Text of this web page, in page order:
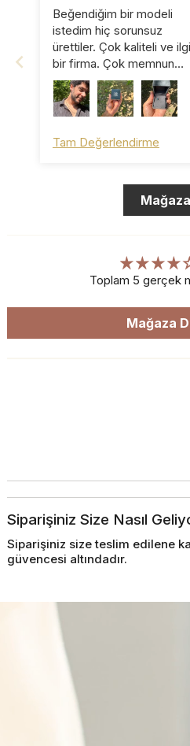
Beğendiğim bir modeli
istedim hiç sorunsuz
ürettiler. Çok kaliteli ve
bir firma. Çok memnun
kaldığım bir alışveriş oldu.
Hediye için de ayrıca
teşekkür ederim ☺️ pişman
Tam Değerlendirme
Toplam 5 gerçek
Mağaza
Siparişiniz Size Nasıl
Siparişiniz size teslim edilene
güvencesi altındadır.